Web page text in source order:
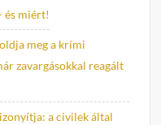
és miért!
meg a krími
zavargásokkal reagált
a civilek által